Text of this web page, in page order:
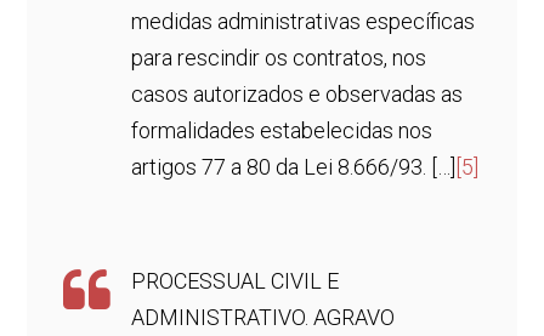
medidas administrativas específicas
para rescindir os contratos, nos
casos autorizados e observadas as
formalidades estabelecidas nos
artigos 77 a 80 da Lei 8.666/93. […]
[5]
PROCESSUAL CIVIL E
ADMINISTRATIVO. AGRAVO